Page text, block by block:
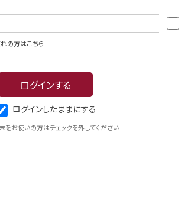
の方はこちら
ログインしたままにする
をお使いの方はチェックを外してください